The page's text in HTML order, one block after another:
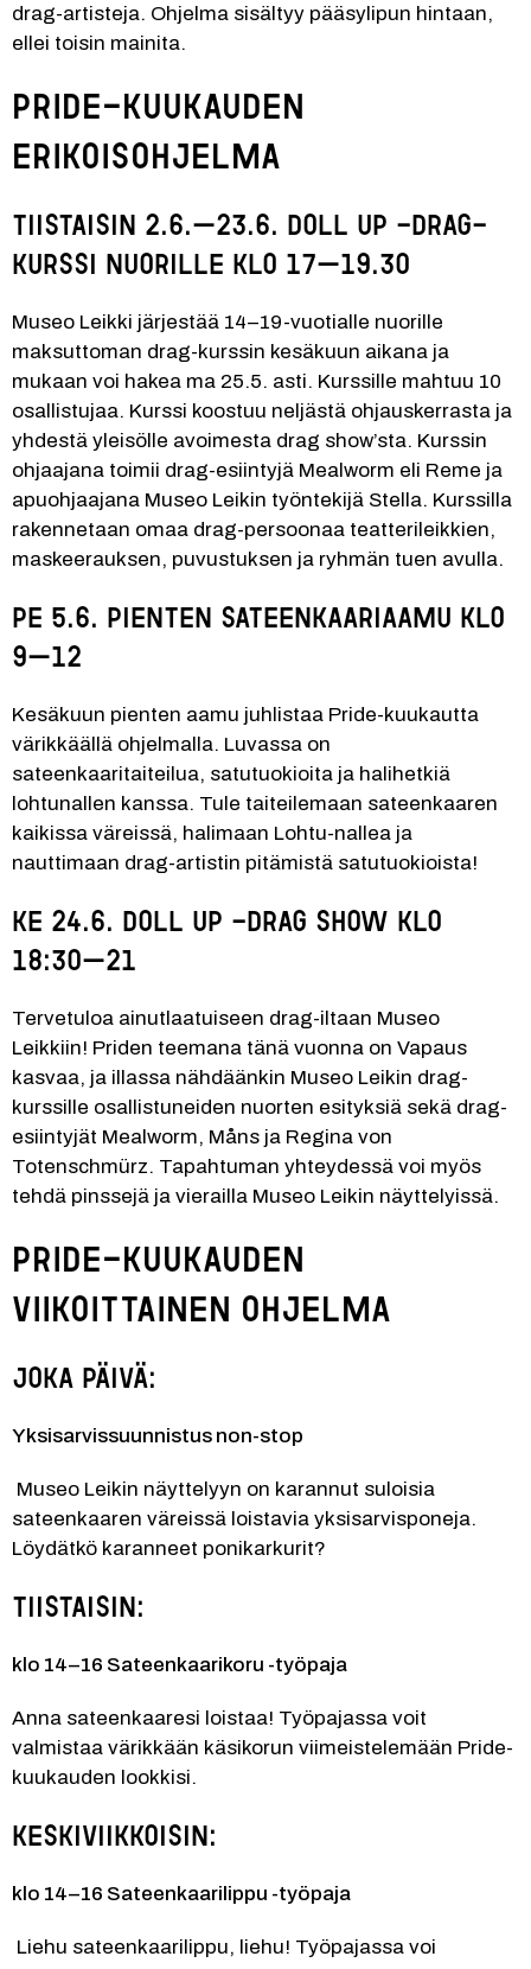
drag-artisteja. Ohjelma sisältyy pääsylipun hintaan,
ellei toisin mainita.
Pride-kuukauden
erikoisohjelma
Tiistaisin 2.6.–23.6. Doll Up -drag-
kurssi nuorille klo 17–19.30
Museo Leikki järjestää 14–19-vuotialle nuorille
maksuttoman drag-kurssin kesäkuun aikana ja
mukaan voi hakea ma 25.5. asti. Kurssille mahtuu 10
osallistujaa. Kurssi koostuu neljästä ohjauskerrasta ja
yhdestä yleisölle avoimesta drag show’sta. Kurssin
ohjaajana toimii drag-esiintyjä Mealworm eli Reme ja
apuohjaajana Museo Leikin työntekijä Stella. Kurssilla
rakennetaan omaa drag-persoonaa teatterileikkien,
maskeerauksen, puvustuksen ja ryhmän tuen avulla.
Pe 5.6. Pienten sateenkaariaamu klo
9–12
Kesäkuun pienten aamu juhlistaa Pride-kuukautta
värikkäällä ohjelmalla. Luvassa on
sateenkaaritaiteilua, satutuokioita ja halihetkiä
lohtunallen kanssa. Tule taiteilemaan sateenkaaren
kaikissa väreissä, halimaan Lohtu-nallea ja
nauttimaan drag-artistin pitämistä satutuokioista!
Ke 24.6. Doll Up -Drag Show klo
18:30–21
Tervetuloa ainutlaatuiseen drag-iltaan Museo
Leikkiin! Priden teemana tänä vuonna on Vapaus
kasvaa, ja illassa nähdäänkin Museo Leikin drag-
kurssille osallistuneiden nuorten esityksiä sekä drag-
esiintyjät Mealworm, Måns ja Regina von
Totenschmürz. Tapahtuman yhteydessä voi myös
tehdä pinssejä ja vierailla Museo Leikin näyttelyissä.
Pride-kuukauden
viikoittainen ohjelma
Joka päivä:
Yksisarvissuunnistus non-stop
sateenkaaren väreissä loistavia yksisarvisponeja.
Löydätkö karanneet ponikarkurit?
Tiistaisin:
klo 14–16 Sateenkaarikoru -työpaja
Anna sateenkaaresi loistaa! Työpajassa voit
valmistaa värikkään käsikorun viimeistelemään Pride-
kuukauden lookkisi.
Keskiviikkoisin:
klo 14–16 Sateenkaarilippu -työpaja